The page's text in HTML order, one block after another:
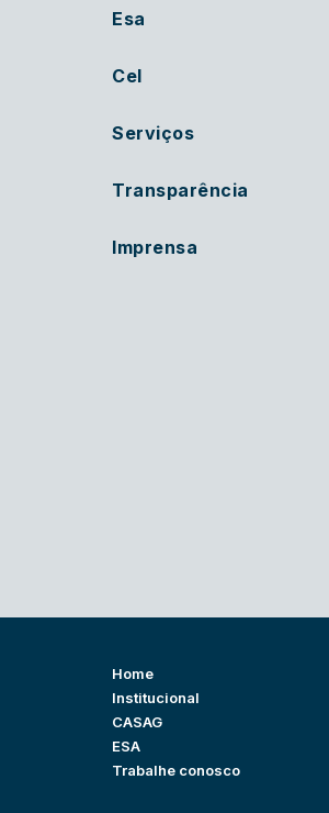
Esa
Cel
Serviços
Transparência
Imprensa
Home
Institucional
CASAG
ESA
Trabalhe conosco